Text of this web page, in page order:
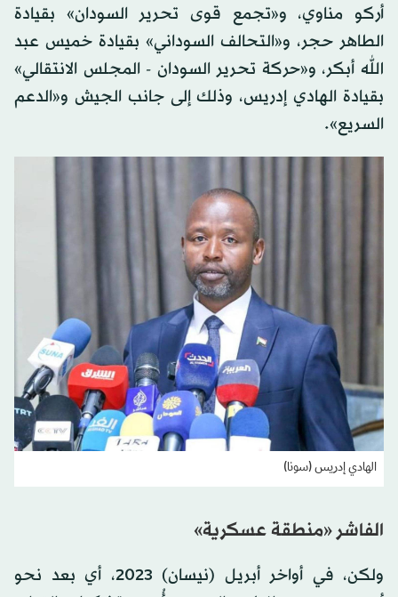
أركو مناوي، و«تجمع قوى تحرير السودان» بقيادة
الطاهر حجر، و«التحالف السوداني» بقيادة خميس عبد
الله أبكر، و«حركة تحرير السودان - المجلس الانتقالي»
بقيادة الهادي إدريس، وذلك إلى جانب الجيش و«الدعم
السريع».
الهادي إدريس (سونا)
الفاشر «منطقة عسكرية»
ولكن، في أواخر أبريل (نيسان) 2023، أي بعد نحو